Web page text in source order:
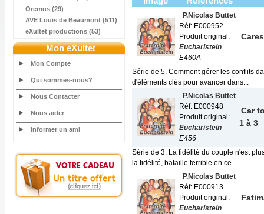
Oremus (29)
AVE Louis de Beaumont (511)
eXultet productions (53)
Mon eXultet
Mon Compte
Qui sommes-nous?
Nous Contacter
Nous aider
Informer un ami
P.Nicolas Buttet
Réf: E000952
Produit original:
Eucharistein
E460A
Série de 5. Comment gérer les conflits
d'éléments clés pour avancer dans...
P.Nicolas Buttet
Réf: E000948
Produit original:
Eucharistein
E456
Car
1 à 3
Série de 3. La fidélité du couple n'est
la fidélité, bataille terrible en ce...
P.Nicolas Buttet
Réf: E000913
Produit original:
Eucharistein